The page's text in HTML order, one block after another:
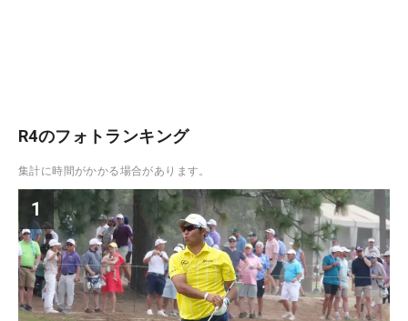
R4のフォトランキング
集計に時間がかかる場合があります。
1